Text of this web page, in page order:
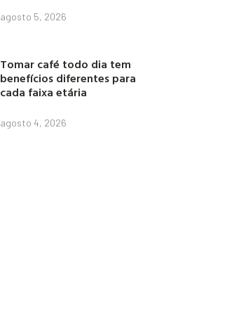
agosto 5, 2026
Tomar café todo dia tem
benefícios diferentes para
cada faixa etária
agosto 4, 2026